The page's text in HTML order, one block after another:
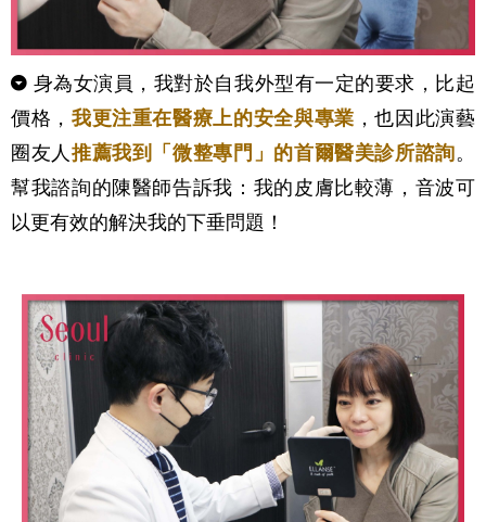
身為女演員，我對於自我外型有一定的要求，比起
價格， 我更注重在醫療上的安全與專業 ，也因此演藝
圈友人 推薦我到「微整專門」的首爾醫美診所諮詢。
幫我諮詢的陳醫師告訴我：我的皮膚比較薄，音波可
以更有效的解決我的下垂問題！